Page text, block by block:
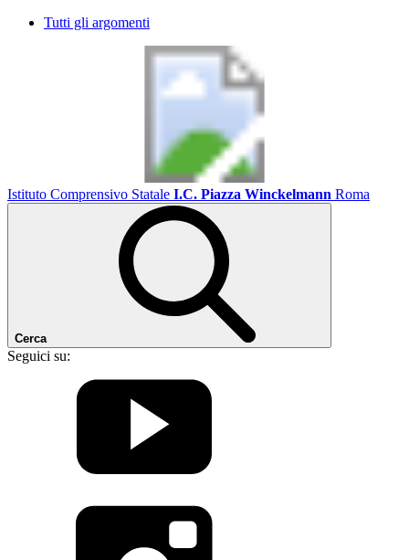
Tutti gli argomenti
Istituto Comprensivo Statale I.C. Piazza Winckelmann Roma
Cerca
Seguici su: